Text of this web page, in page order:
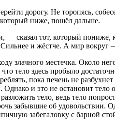
дорогу. Не торопясь,
который ниже, пошёл дальше.
сказал тот, который пониже,
и жёстче. А мир вокруг
злачного местечка. Около
тело здесь пробыло
пока печень не
Однако и это не остановит
тело, ведь тело
забывшие об удовольствии.
забегаловку с барной